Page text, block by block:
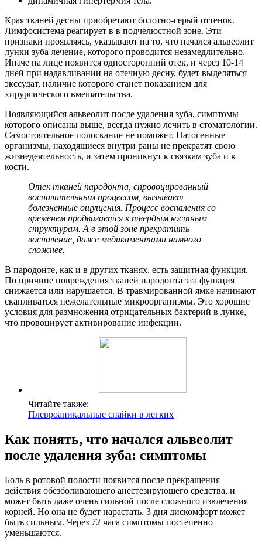
Края тканей десны приобретают болотно-серый оттенок.
Лимфосистема реагирует в в подчелюстной зоне. Эти
признаки проявляясь, указывают на то, что начался альвеолит
лунки зуба лечение, которого проводится незамедлительно.
Иначе на лице появится односторонний отек, и через 10-14
дней при надавливании на отечную десну, будет выделяться
экссудат, наличие которого станет показанием для
хирургического вмешательства.
Появляющийся альвеолит после удаления зуба, симптомы
которого описаны выше, всегда нужно лечить в стоматологии.
Самостоятельное полоскание не поможет. Патогенные
организмы, находящиеся внутри раны не прекратят свою
жизнедеятельность, и затем проникнут к связкам зуба и к
кости.
Отек тканей пародонта, спровоцированный
воспалительным процессом, вызывает
болезненные ощущения. Процесс воспаления со
временем продвигается к твердым костным
структурам. А в этой зоне прекратить
воспаление, даже медикаментами намного
сложнее.
В пародонте, как и в других тканях, есть защитная функция.
По причине повреждения тканей пародонта эта функция
снижается или нарушается. В травмированной ямке начинают
скапливаться нежелательные микроорганизмы. Это хорошие
условия для размножения отрицательных бактерий в лунке,
что провоцирует активирование инфекции.
Читайте также:
Плевроапикальные спайки в легких
Как понять, что начался альвеолит
после удаления зуба: симптомы
Боль в ротовой полости появится после прекращения
действия обезболивающего анестезирующего средства, и
может быть даже очень сильной после сложного извлечения
корней. Но она не будет нарастать. 3 дня дискомфорт может
быть сильным. Через 72 часа симптомы постепенно
уменьшаются.